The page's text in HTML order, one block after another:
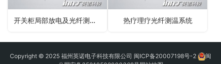
开关柜局部放电及光纤测温综合监测装置 热疗理疗光纤测温系统
Copyright © 2025 福州英诺电子科技有限公司 闽ICP备20007198号-2
闽